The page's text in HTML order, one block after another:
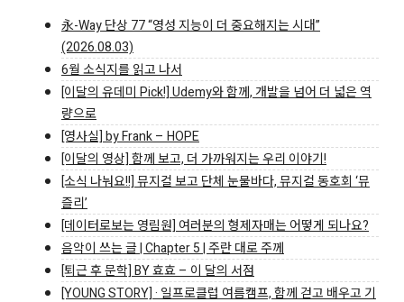
永-Way 단상 77 “영성 지능이 더 중요해지는 시대”
(2026.08.03)
6월 소식지를 읽고 나서
[이달의 유데미 Pick!] Udemy와 함께, 개발을 넘어 더 넓은 역
량으로
[영사실] by Frank – HOPE
[이달의 영상] 함께 보고, 더 가까워지는 우리 이야기!
[소식 나눠요!!] 뮤지컬 보고 단체 눈물바다, 뮤지컬 동호회 ‘뮤
즐리’
[데이터로보는 영림원] 여러분의 형제자매는 어떻게 되나요?
음악이 쓰는 글 | Chapter 5 | 주란 대로 주께
[퇴근 후 문학] BY 효효 – 이 달의 서점
[YOUNG STORY] · 일프로클럽 여름캠프, 함께 걷고 배우고 기